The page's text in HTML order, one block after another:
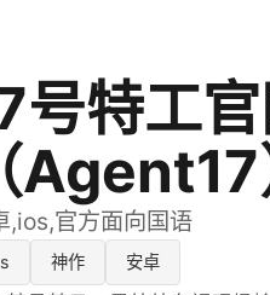
号特工官
（Agent17
,ios,官方面向国语
神作 安卓